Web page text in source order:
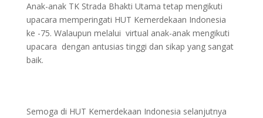
Anak-anak TK Strada Bhakti Utama tetap mengikuti
upacara memperingati HUT Kemerdekaan Indonesia
ke -75. Walaupun melalui virtual anak-anak mengikuti
upacara dengan antusias tinggi dan sikap yang sangat
baik.
Semoga di HUT Kemerdekaan Indonesia selanjutnya